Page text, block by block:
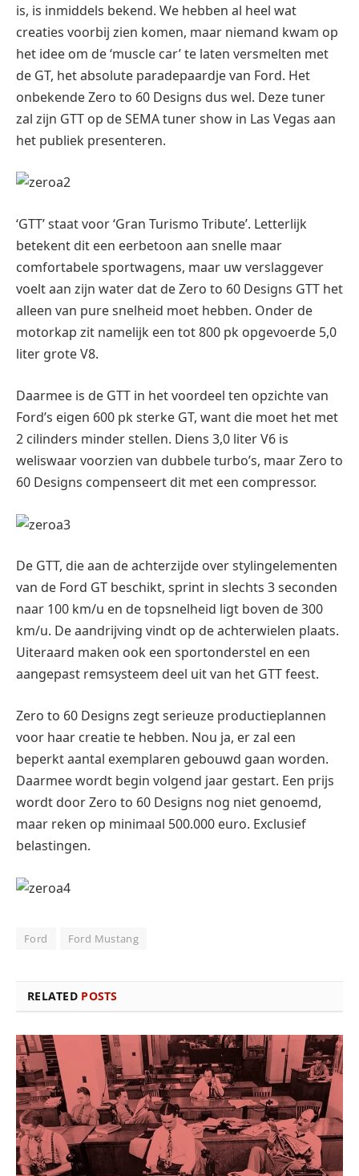
is, is inmiddels bekend. We hebben al heel wat
creaties voorbij zien komen, maar niemand kwam op
het idee om de ‘muscle car’ te laten versmelten met
de GT, het absolute paradepaardje van Ford. Het
onbekende Zero to 60 Designs dus wel. Deze tuner
zal zijn GTT op de SEMA tuner show in Las Vegas aan
het publiek presenteren.
‘GTT’ staat voor ‘Gran Turismo Tribute’. Letterlijk
betekent dit een eerbetoon aan snelle maar
comfortabele sportwagens, maar uw verslaggever
voelt aan zijn water dat de Zero to 60 Designs GTT het
alleen van pure snelheid moet hebben. Onder de
motorkap zit namelijk een tot 800 pk opgevoerde 5,0
liter grote V8.
Daarmee is de GTT in het voordeel ten opzichte van
Ford’s eigen 600 pk sterke GT, want die moet het met
2 cilinders minder stellen. Diens 3,0 liter V6 is
weliswaar voorzien van dubbele turbo’s, maar Zero to
60 Designs compenseert dit met een compressor.
De GTT, die aan de achterzijde over stylingelementen
van de Ford GT beschikt, sprint in slechts 3 seconden
naar 100 km/u en de topsnelheid ligt boven de 300
km/u. De aandrijving vindt op de achterwielen plaats.
Uiteraard maken ook een sportonderstel en een
aangepast remsysteem deel uit van het GTT feest.
Zero to 60 Designs zegt serieuze productieplannen
voor haar creatie te hebben. Nou ja, er zal een
beperkt aantal exemplaren gebouwd gaan worden.
Daarmee wordt begin volgend jaar gestart. Een prijs
wordt door Zero to 60 Designs nog niet genoemd,
maar reken op minimaal 500.000 euro. Exclusief
belastingen.
Ford Ford Mustang
RELATED POSTS